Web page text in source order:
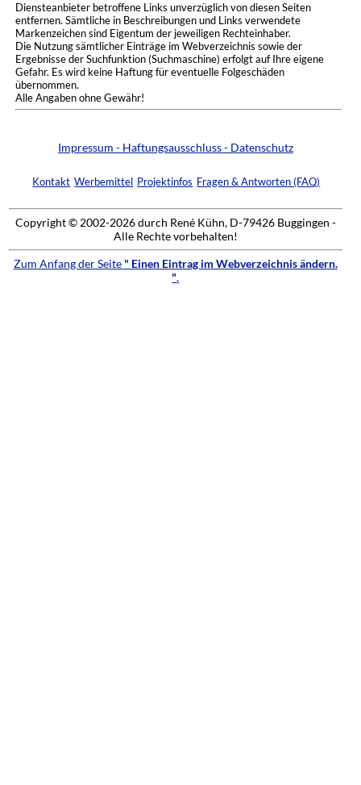
Diensteanbieter betroffene Links unverzüglich von diesen Seiten
entfernen. Sämtliche in Beschreibungen und Links verwendete
Markenzeichen sind Eigentum der jeweiligen Rechteinhaber.
Die Nutzung sämtlicher Einträge im Webverzeichnis sowie der
Ergebnisse der Suchfunktion (Suchmaschine) erfolgt auf Ihre eigene
Gefahr. Es wird keine Haftung für eventuelle Folgeschäden
übernommen.
Alle Angaben ohne Gewähr!
Impressum - Haftungsausschluss - Datenschutz
Kontakt Werbemittel Projektinfos Fragen & Antworten (FAQ)
Copyright © 2002-2026 durch René Kühn, D-79426 Buggingen -
Alle Rechte vorbehalten!
Zum Anfang der Seite " Einen Eintrag im Webverzeichnis ändern.
".